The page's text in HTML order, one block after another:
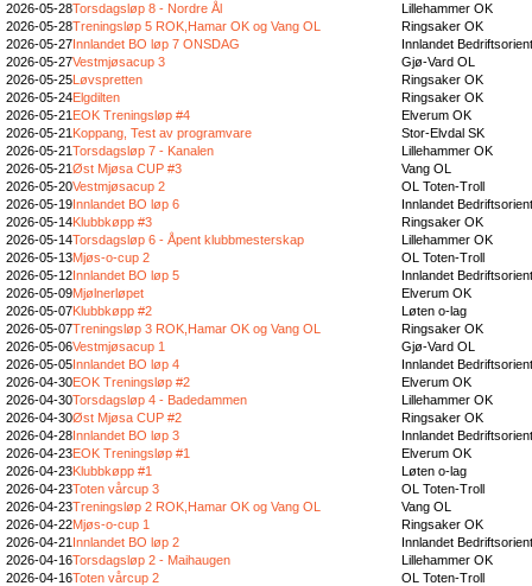
2026-05-28Torsdagsløp 8 - Nordre Ål
Lillehammer OK
2026-05-28Treningsløp 5 ROK,Hamar OK og Vang OL
Ringsaker OK
2026-05-27Innlandet BO løp 7 ONSDAG
Innlandet
2026-05-27Vestmjøsacup 3
Gjø-Vard OL
2026-05-25Løvspretten
Ringsaker OK
2026-05-24Elgdilten
Ringsaker OK
2026-05-21 EOK Treningsløp #4
Elverum OK
2026-05-21 Koppang, Test av programvare
Stor-Elvdal SK
2026-05-21Torsdagsløp 7 - Kanalen
Lillehammer OK
2026-05-21Øst Mjøsa CUP #3
Vang OL
2026-05-20Vestmjøsacup 2
OL Toten-Troll
2026-05-19Innlandet BO løp 6
Innlandet
2026-05-14Klubbkøpp #3
Ringsaker OK
2026-05-14Torsdagsløp 6 - Åpent klubbmesterskap
Lillehammer OK
2026-05-13Mjøs-o-cup 2
OL Toten-Troll
2026-05-12Innlandet BO løp 5
Innlandet
2026-05-09Mjølnerløpet
Elverum OK
2026-05-07Klubbkøpp #2
Løten o-lag
2026-05-07Treningsløp 3 ROK,Hamar OK og Vang OL
Ringsaker OK
2026-05-06Vestmjøsacup 1
Gjø-Vard OL
2026-05-05Innlandet BO løp 4
Innlandet
2026-04-30EOK Treningsløp #2
Elverum OK
2026-04-30Torsdagsløp 4 - Badedammen
Lillehammer OK
2026-04-30Øst Mjøsa CUP #2
Ringsaker OK
2026-04-28Innlandet BO løp 3
Innlandet
2026-04-23EOK Treningsløp #1
Elverum OK
2026-04-23Klubbkøpp #1
Løten o-lag
2026-04-23Toten vårcup 3
OL Toten-Troll
2026-04-23Treningsløp 2 ROK,Hamar OK og Vang OL
Vang OL
2026-04-22Mjøs-o-cup 1
Ringsaker OK
2026-04-21 Innlandet BO løp 2
Innlandet
2026-04-16Torsdagsløp 2 - Maihaugen
Lillehammer OK
2026-04-16Toten vårcup 2
OL Toten-Troll